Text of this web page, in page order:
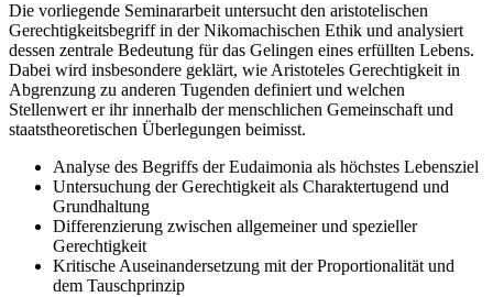
Die vorliegende Seminararbeit untersucht den aristotelischen
Gerechtigkeitsbegriff in der Nikomachischen Ethik und analysiert
dessen zentrale Bedeutung für das Gelingen eines erfüllten Lebens.
Dabei wird insbesondere geklärt, wie Aristoteles Gerechtigkeit in
Abgrenzung zu anderen Tugenden definiert und welchen
Stellenwert er ihr innerhalb der menschlichen Gemeinschaft und
staatstheoretischen Überlegungen beimisst.
Analyse des Begriffs der Eudaimonia als höchstes Lebensziel
Untersuchung der Gerechtigkeit als Charaktertugend und
Grundhaltung
Differenzierung zwischen allgemeiner und spezieller
Gerechtigkeit
Kritische Auseinandersetzung mit der Proportionalität und
dem Tauschprinzip